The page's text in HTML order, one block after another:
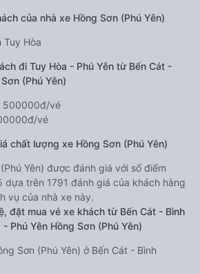
của nhà xe Hồng Sơn (Phú Yên)
Tuy Hòa
đi Tuy Hòa - Phú Yên từ Bến Cát -
(Phú Yên)
500000đ/vé
vé
chất lượng xe Hồng Sơn (Phú Yên)
Yên) được đánh giá với số điểm
trên 1791 đánh giá của khách hàng
vụ của nhà xe này.
đặt mua vé xe khách từ Bến Cát - Bình
Phú Yên Hồng Sơn (Phú Yên)
Sơn (Phú Yên) ở Bến Cát - Bình